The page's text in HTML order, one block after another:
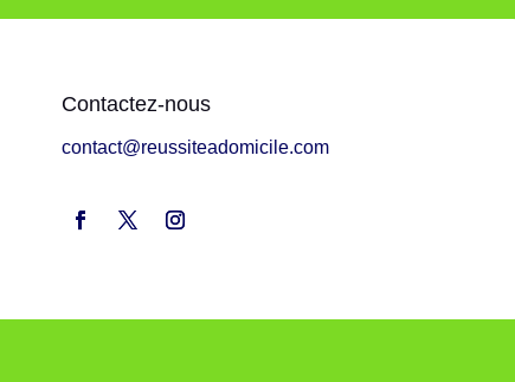
Contactez-nous
contact@reussiteadomicile.com